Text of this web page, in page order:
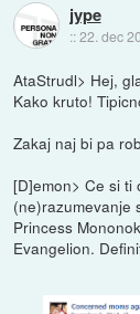
jype
::22. dec
AtaStrudl> Hej,
Kako kruto!
Zakaj naj bi pa
[D]emon> Ce si ti
(ne)razumevanje
Princess
Evangelion.